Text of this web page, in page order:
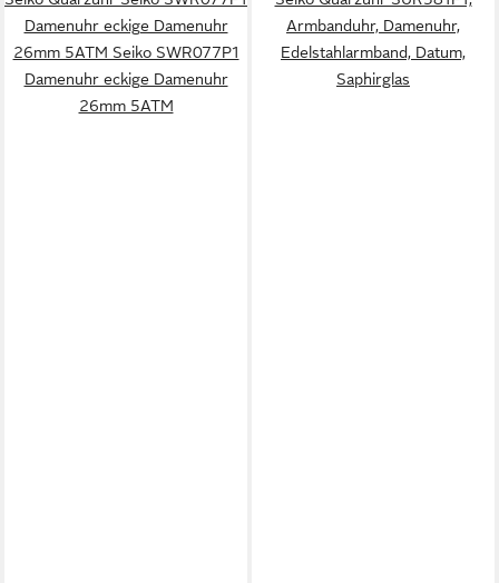
Damenuhr eckige Damenuhr
26mm 5ATM Seiko SWR077P1
Damenuhr eckige Damenuhr
26mm 5ATM
Armbanduhr, Damenuhr,
Edelstahlarmband, Datum,
Saphirglas